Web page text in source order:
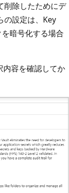
削除したためにデ
の設定は、Key
暗号化する場合
内容を確認してか